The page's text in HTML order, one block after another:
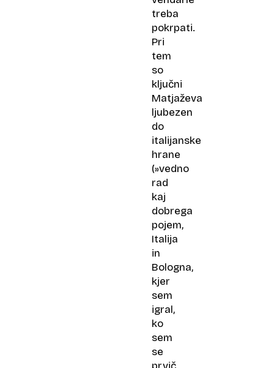
treba
pokrpati.
Pri
tem
so
ključni
Matjaževa
ljubezen
do
italijanske
hrane
(»vedno
rad
kaj
dobrega
pojem,
Italija
in
Bologna,
kjer
sem
igral,
ko
sem
se